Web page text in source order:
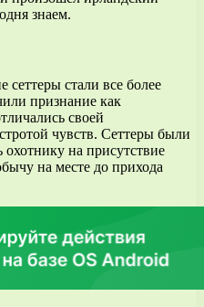
знаем.
стали все более
признание как
своей
чувств. Сеттеры были
на присутствие
на месте до прихода